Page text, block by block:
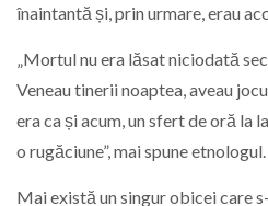
înaintantă și, prin urmare, erau
„Mortul nu era lăsat niciodată
Veneau tinerii noaptea, aveau
era ca și acum, un sfert de oră la
o rugăciune”, mai spune etnologul.
Mai există un singur obicei care